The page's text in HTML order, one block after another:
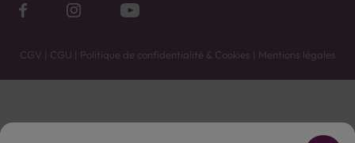
CGV | CGU | Politique de confidentialité & Cookies | Mentions légales
Vente uniquement en caves. Contactez votre caviste pour plus de renseignements.